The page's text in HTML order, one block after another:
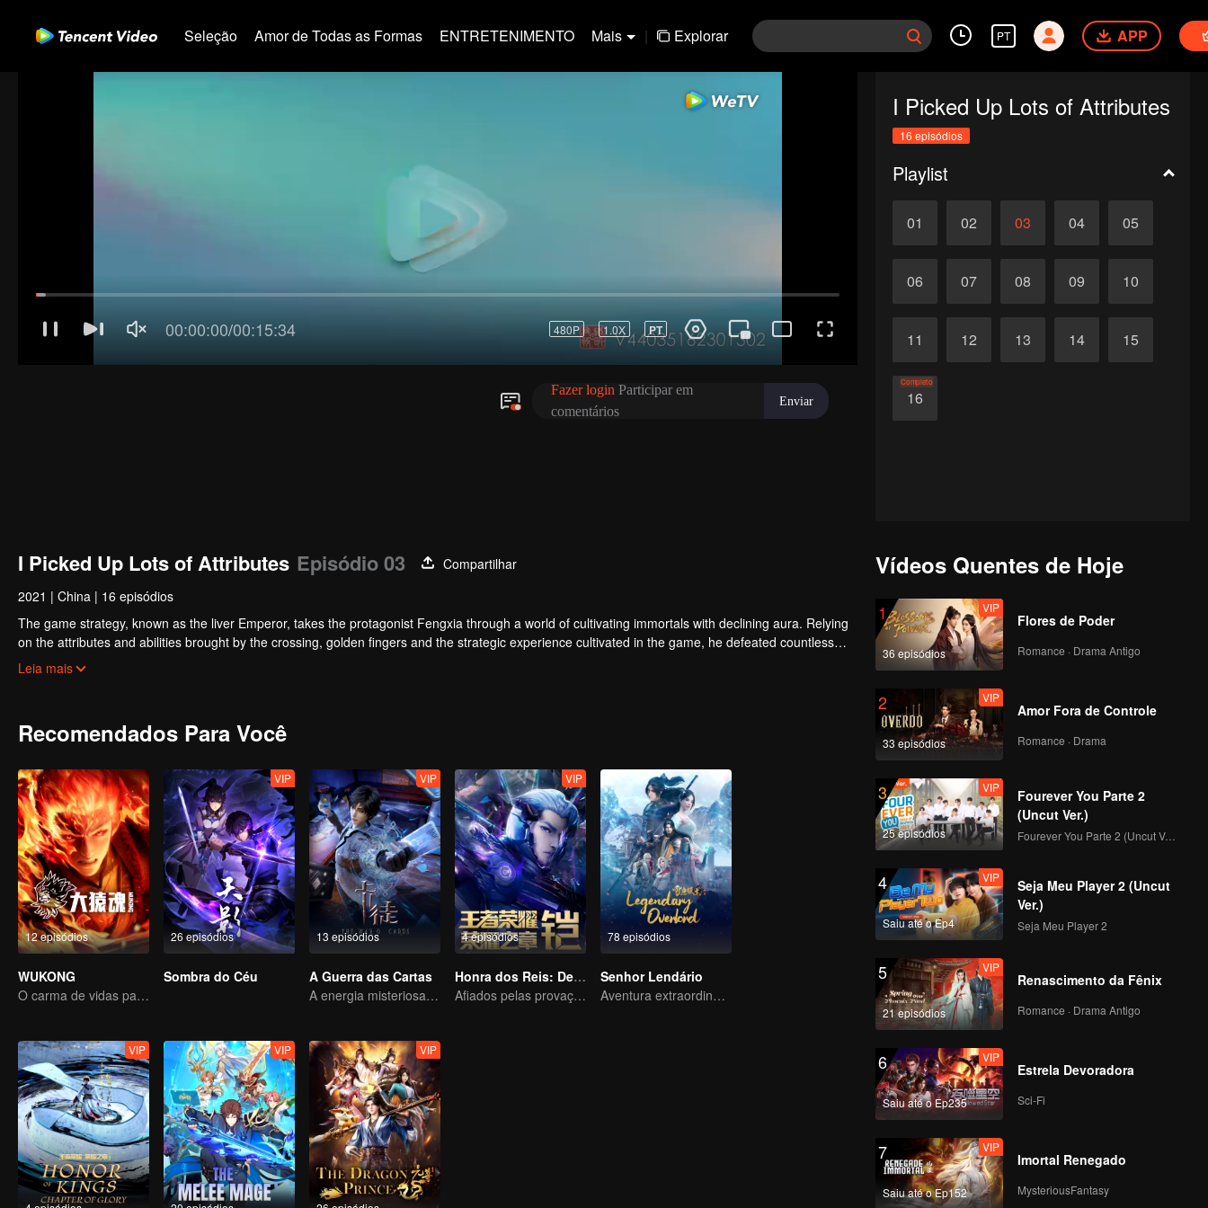
Seleção Amor de Todas as Formas ENTRETENIMENTO Mais | Explorar PT APP
I Picked Up Lots of Attributes
16 episódios
Playlist
01 02 03 04 05
06 07 08 09 10
11 12 13 14 15
16
Completo
I Picked Up Lots of Attributes Episódio 03
Compartilhar
2021 | China | 16 episódios
The game strategy, known as the liver Emperor, takes the protagonist Fengxia through a world of cultivating immortals with declining aura. Relying
on the attributes and abilities brought by the crossing, golden fingers and the strategic experience cultivated in the game, he defeated countless
powerful enemies along the way and gained countless skills. He first solved the internal and external troubles of Qianqiu Valley and defeated the
Leia mais
Recomendados Para Você
12 episódios
WUKONG
O carma de vidas passadas está destinado a destruir os céus.
26 episódios
VIP
Sombra do Céu
13 episódios
VIP
A Guerra das Cartas
A energia misteriosa das cartas causou uma guerra, como Chen Mu lidou com isso?
4 episódios
VIP
Honra dos Reis: Destino
Afiados pelas provações, prontos para enfrentar o destino
78 episódios
Senhor Lendário
Aventura extraordinária, um adolescente renascido da adversidade
VIP VIP VIP
Vídeos Quentes de Hoje
1
36 episódios
VIP
Flores de Poder
Romance · Drama Antigo
2
33 episódios
VIP
Amor Fora de Controle
Romance · Drama
3
25 episódios
VIP
Fourever You Parte 2
(Uncut Ver.)
Fourever You Parte 2 (Uncut Ver.)
4
Saiu até o Ep4
VIP
Seja Meu Player 2 (Uncut
Ver.)
Seja Meu Player 2
5
21 episódios
VIP
Renascimento da Fênix
Romance · Drama Antigo
6
Saiu até o Ep235
VIP
Estrela Devoradora
Sci-Fi
7
Saiu até o Ep152
VIP
Imortal Renegado
MysteriousFantasy